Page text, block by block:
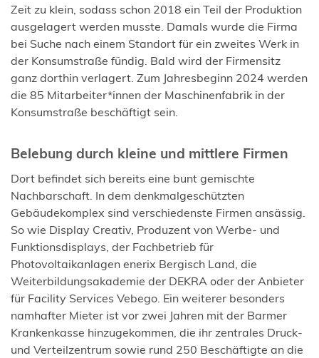
Zeit zu klein, sodass schon 2018 ein Teil der Produktion
ausgelagert werden musste. Damals wurde die Firma
bei Suche nach einem Standort für ein zweites Werk in
der Konsumstraße fündig. Bald wird der Firmensitz
ganz dorthin verlagert. Zum Jahresbeginn 2024 werden
die 85 Mitarbeiter*innen der Maschinenfabrik in der
Konsumstraße beschäftigt sein.
Belebung durch kleine und mittlere Firmen
Dort befindet sich bereits eine bunt gemischte
Nachbarschaft. In dem denkmalgeschützten
Gebäudekomplex sind verschiedenste Firmen ansässig.
So wie Display Creativ, Produzent von Werbe- und
Funktionsdisplays, der Fachbetrieb für
Photovoltaikanlagen enerix Bergisch Land, die
Weiterbildungsakademie der DEKRA oder der Anbieter
für Facility Services Vebego. Ein weiterer besonders
namhafter Mieter ist vor zwei Jahren mit der Barmer
Krankenkasse hinzugekommen, die ihr zentrales Druck-
und Verteilzentrum sowie rund 250 Beschäftigte an die